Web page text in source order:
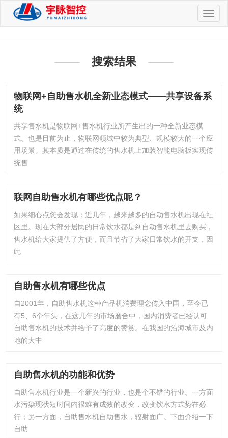
切
换
搜索结果
物联网+自助售水机全新业态模式——共享设备系
统
共享售水机是物联网+售水机行业所产生出的一种全新业态模
式。也是目前为止，物联网领域中较为典型、规模较大的一个应
用场景。其本质是通过在传统的售水机上加装智能电脑板实现传
统售
联网自助售水机有哪些优点呢？
如果细心点您会发现：近几年，越来越多的自动售水机出现在社
区里。现在大部分居民的日常饮水都是到自动售水机里去购买，
售水机给大家提供了方便，而且节省了大家日常饮水的开支，因
此
自助售水机有哪些优点
自2001年，自助售水机这种产品机消费理念传入中国，至今已
有5、6个年头，在这几年的市场磨合中，国内消费者已经认可
自助售水机的技术并给予了高度的赞赏。在我国的沿海城市及内
地的大中
自助售水机的功能和优势
自助售水机行业是一个新兴的行业，也是个不错的行业。一方面
水污染现状短时间内很难有成效的改变，改变饮水方式势在必
行；另一方面，自助售水机自助售水，辐射面广。下面介绍一下
自助